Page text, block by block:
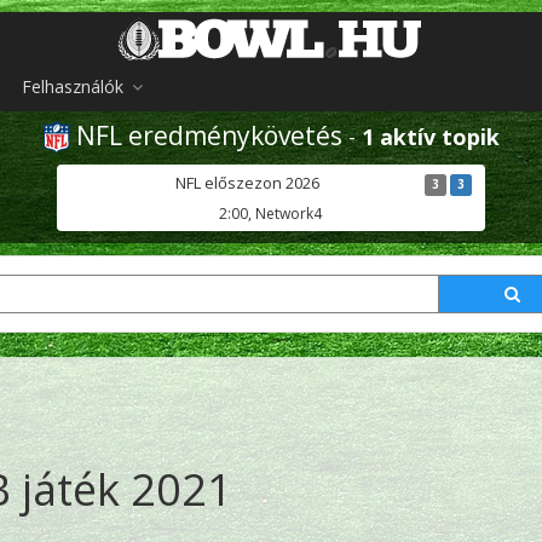
Felhasználók
NFL eredménykövetés -1 aktív topik
NFL előszezon 2026 3 3
2:00, Network4
játék 2021